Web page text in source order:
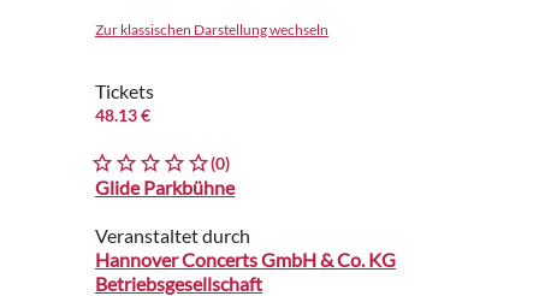
Zur klassischen Darstellung wechseln
Tickets
48.13 €
(0)
Glide Parkbühne
Veranstaltet durch
Hannover Concerts GmbH & Co. KG
Betriebsgesellschaft